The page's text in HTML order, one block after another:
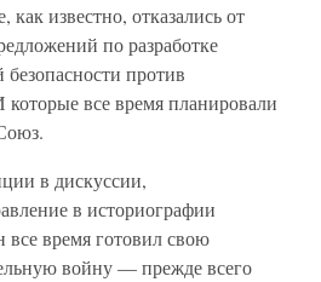
известно, отказались от
по разработке
против
все время планировали
в дискуссии,
в историографии
все время готовил свою
войну — прежде всего